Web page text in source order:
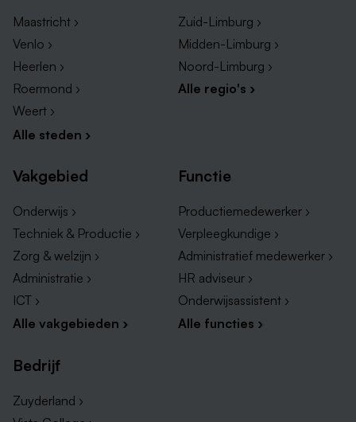
Bijbaan in Sittard
Bijbaan in Maastricht
Maastricht ›
Venlo ›
Heerlen ›
Roermond ›
Weert ›
Alle steden ›
Zuid-Limburg ›
Midden-Limburg ›
Noord-Limburg ›
Alle regio's ›
Vakgebied
Onderwijs ›
Techniek & Productie ›
Zorg & welzijn ›
Administratie ›
ICT ›
Alle vakgebieden ›
Functie
Productiemedewerker ›
Verpleegkundige ›
Administratief medewerker ›
HR adviseur ›
Onderwijsassistent ›
Alle functies ›
Bedrijf
Zuyderland ›